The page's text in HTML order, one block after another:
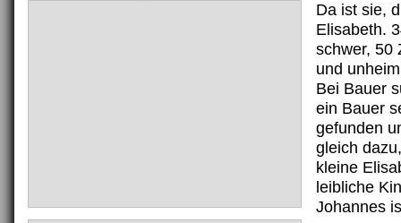
Da ist sie,
Elisabeth.
schwer, 50
und
Bei Bauer
ein Bauer
gefunden
gleich
kleine
leibliche
Johannes